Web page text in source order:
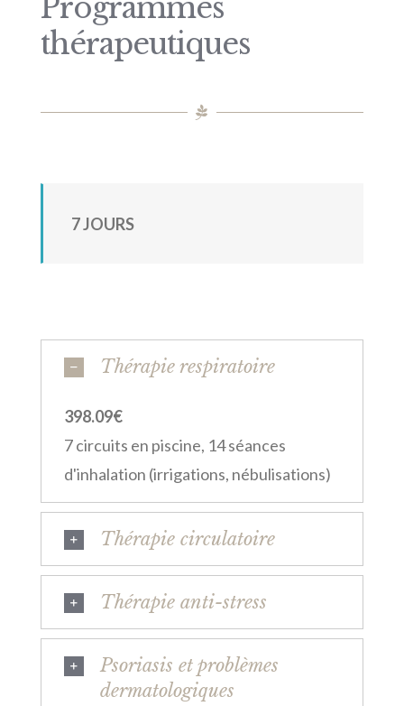
Programmes
thérapeutiques
7 JOURS
Thérapie respiratoire
398.09€
7 circuits en piscine, 14 séances
d'inhalation (irrigations, nébulisations)
Thérapie circulatoire
Thérapie anti-stress
Psoriasis et problèmes
dermatologiques